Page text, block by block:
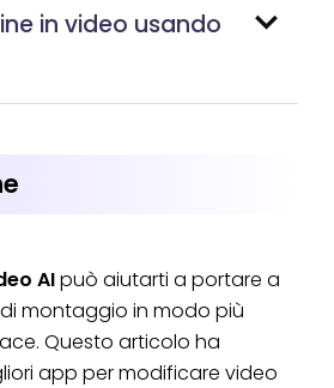
in video usando
AIpuò aiutarti a portare a
montaggio in modo più
Questo articolo ha
app per modificare video